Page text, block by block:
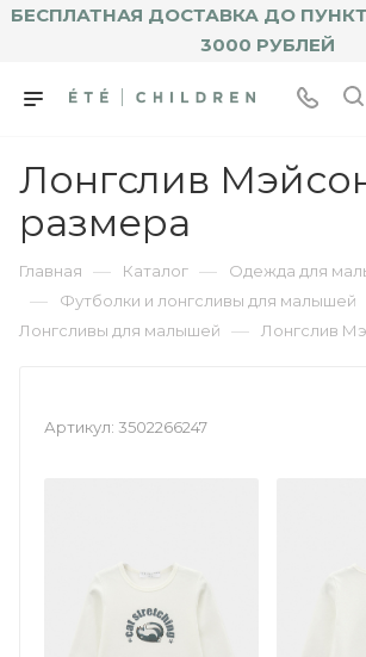
БЕСПЛАТНАЯ ДОСТАВКА ДО
3000 РУБЛЕЙ
Лонгслив
размера
Главная — Каталог — Одежда для
— Футболки и лонгсливы для малышей
Лонгсливы для малышей — Лонгслив
Артикул: 3502266247